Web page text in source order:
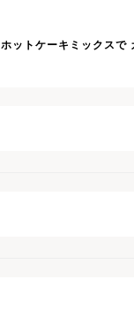
ホットケーキミックスで